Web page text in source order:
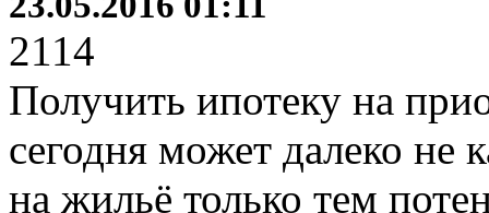
2114
Получить ипотеку на
сегодня может далеко
на жильё только тем